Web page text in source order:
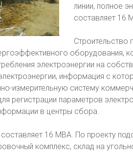
линии, полное
составляет 16
Строительство
оборудования,
электроэнергии на
информация с
измерительную систему
регистрации параметров
в центры сбора.
16 МВА. По проекту
комплекс, склад на